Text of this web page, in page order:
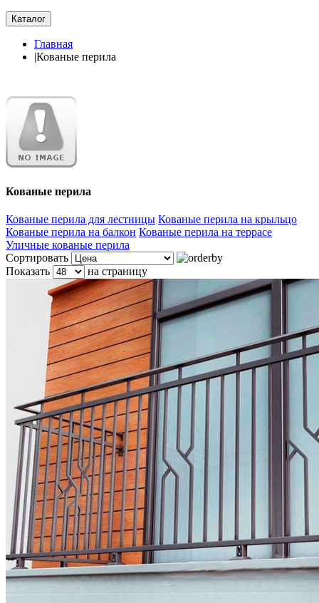
Каталог
Главная
|Кованые перила
Кованые перила
Кованые перила для лестницы Кованые перила на крыльцо
Кованые перила на балкон Кованые перила на террасе
Уличные кованые перила
Сортировать
Показать
на страницу